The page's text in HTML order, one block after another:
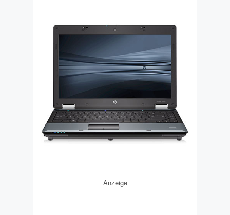
Anzeige